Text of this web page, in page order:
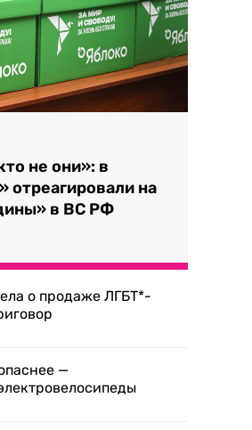
не они»: в
отреагировали на
в ВС РФ
о продаже ЛГБТ*-
—